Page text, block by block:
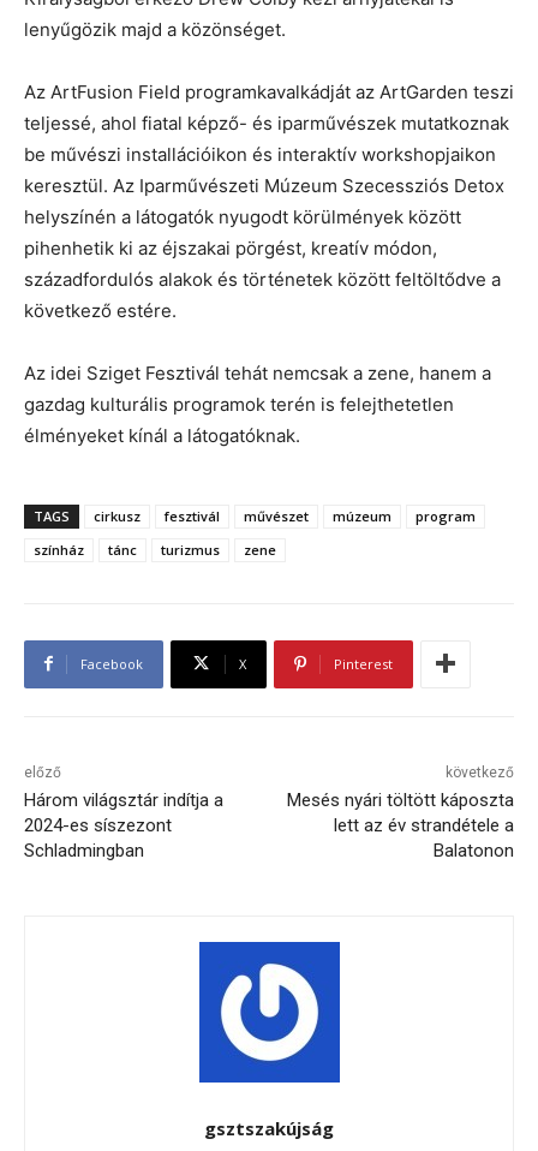
lenyűgözik majd a közönséget.
Az ArtFusion Field programkavalkádját az ArtGarden teszi
teljessé, ahol fiatal képző- és iparművészek mutatkoznak
be művészi installációikon és interaktív workshopjaikon
keresztül. Az Iparművészeti Múzeum Szecessziós Detox
helyszínén a látogatók nyugodt körülmények között
pihenhetik ki az éjszakai pörgést, kreatív módon,
századfordulós alakok és történetek között feltöltődve a
következő estére.
Az idei Sziget Fesztivál tehát nemcsak a zene, hanem a
gazdag kulturális programok terén is felejthetetlen
élményeket kínál a látogatóknak.
TAGS cirkusz fesztivál művészet múzeum
program
színház
tánc turizmus zene
Facebook X Pinterest
előző
Három világsztár indítja a
2024-es síszezont
Schladmingban
következő
Mesés nyári töltött káposzta
lett az év strandétele a
Balatonon
gsztszakújság